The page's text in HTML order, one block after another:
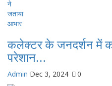
कलेक्टर के जनदर्शन में
परेशान...
Admin Dec 3, 2024 0